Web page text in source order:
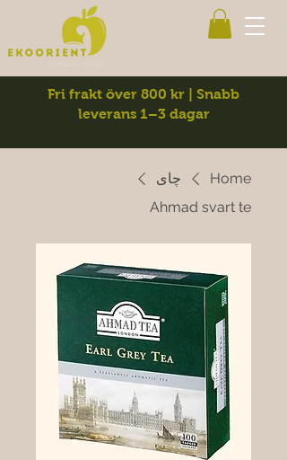
Fri frakt över 800 kr | Snabb
leverans 1–3 dagar
Home
چای
Ahmad svart te